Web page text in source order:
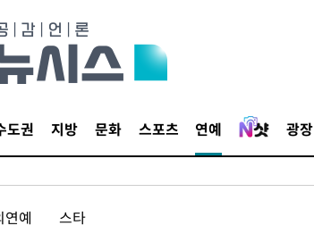
도권 지방 문화 스포츠 연예 광장
연예 스타